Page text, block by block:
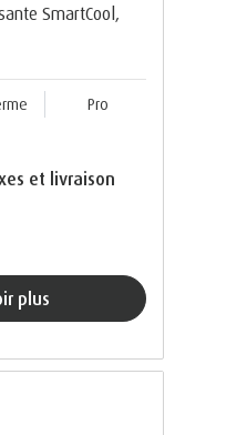
SmartCool,
Pro
et livraison
plus